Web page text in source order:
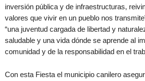
inversión pública y de infraestructuras,
valores que vivir en un pueblo nos
“una juventud cargada de libertad y
saludable y una vida dónde se aprende al
comunidad y de la responsabilidad en el
Con esta Fiesta el municipio canilero